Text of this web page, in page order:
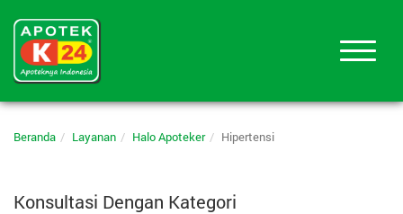
Beranda Layanan Halo Apoteker Hipertensi
Konsultasi Dengan Kategori